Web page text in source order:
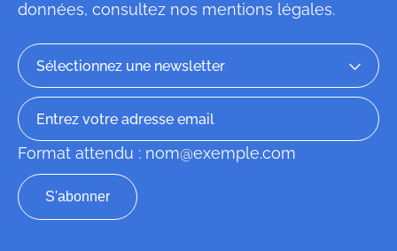
données, consultez nos mentions légales.
Format attendu : nom@exemple.com